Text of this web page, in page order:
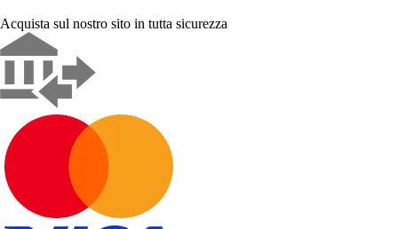
Acquista sul nostro sito in tutta sicurezza